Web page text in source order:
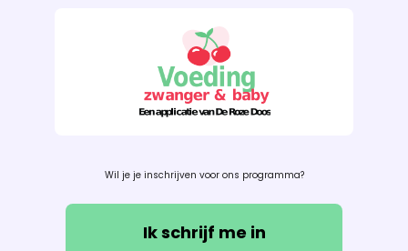
Wil je je inschrijven voor ons programma?
Ik schrijf me in